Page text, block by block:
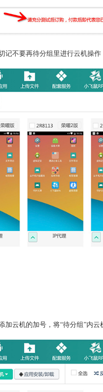
记不要再待分组里进行云机操
云机的加号，将“待分组”内云